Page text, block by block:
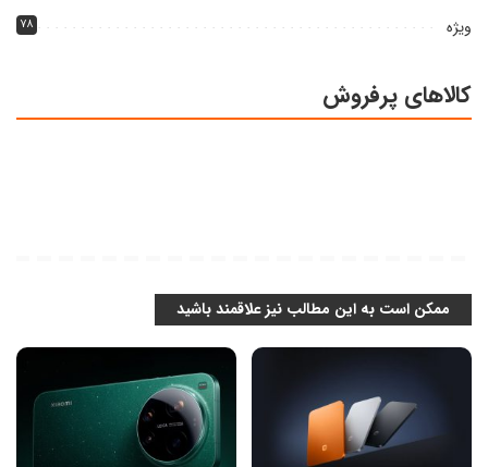
ویژه ۷۸
کالاهای پرفروش
ممکن است به این مطالب نیز علاقمند باشید